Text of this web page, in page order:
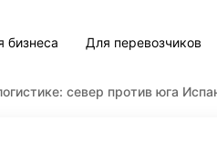
бизнеса Для перевозчиков
север против юга